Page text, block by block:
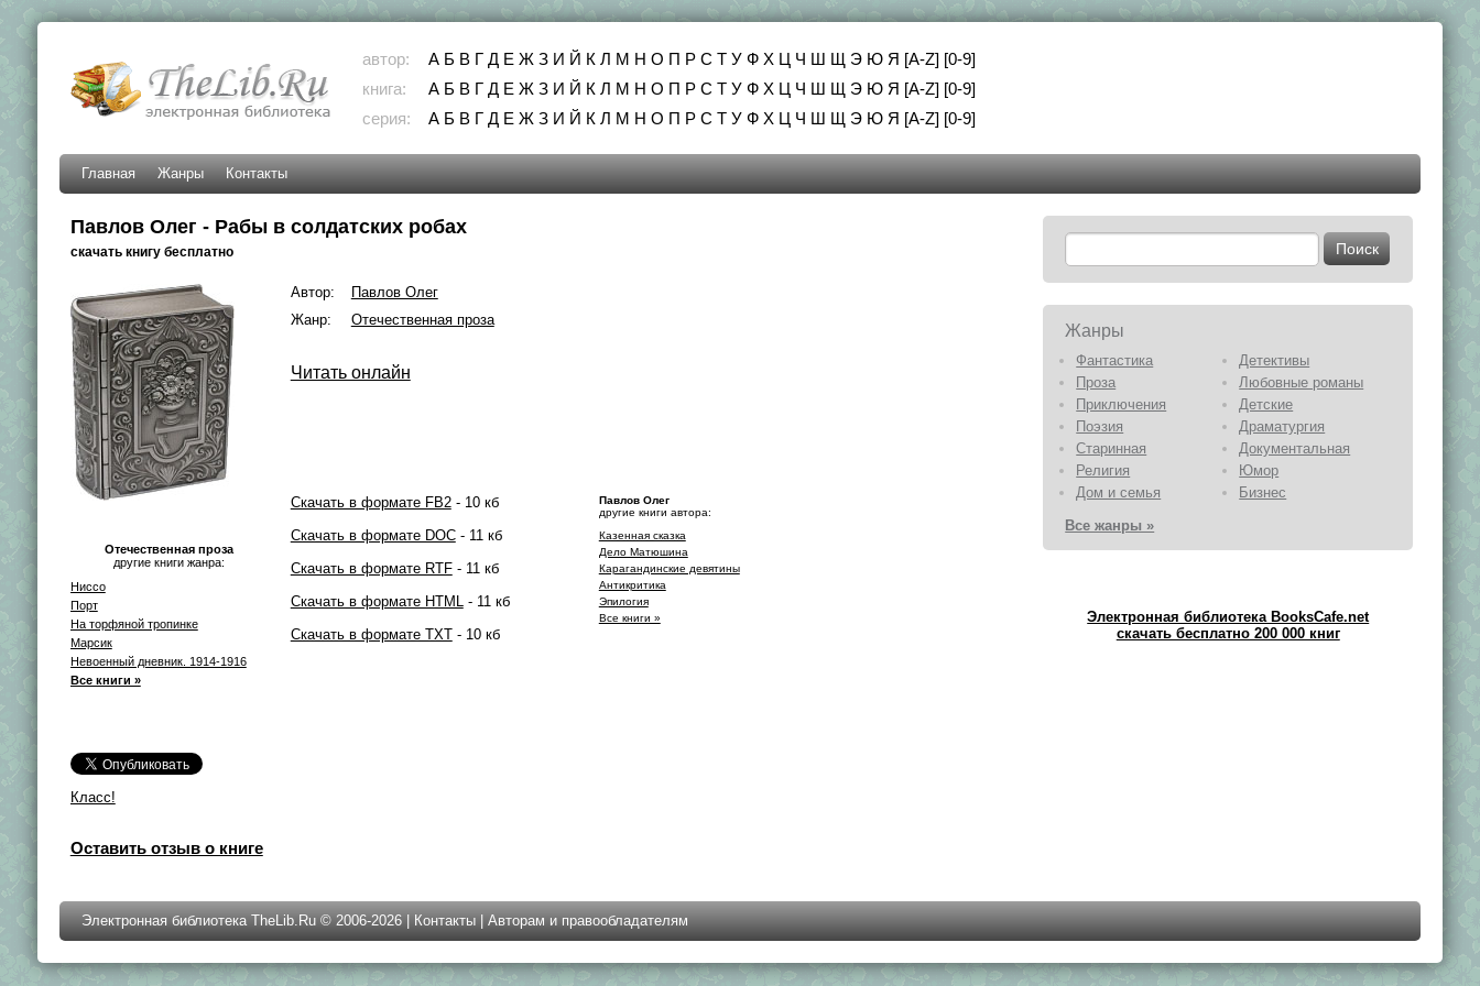
автор: А Б В Г Д Е Ж З И Й К Л М Н О П Р С Т У Ф Х Ц Ч Ш Щ Э Ю Я [A-Z] [0-9]
книга:
А Б В Г Д Е Ж З И Й К Л М Н О П Р С Т У Ф Х Ц Ч Ш Щ Э Ю Я [A-Z] [0-9]
серия:
А Б В Г Д Е Ж З И Й К Л М Н О П Р С Т У Ф Х Ц Ч Ш Щ Э Ю Я [A-Z] [0-9]
Главная Жанры Контакты
Павлов Олег - Рабы в солдатских робах
скачать книгу бесплатно
Отечественная проза
другие книги жанра:
Ниссо
Порт
На торфяной тропинке
Марсик
Невоенный дневник. 1914-1916
Все книги »
Класс!
Автор:
Павлов Олег
Жанр:
Отечественная проза
Читать онлайн
Скачать в формате FB2- 10 кб
Скачать в формате DOC- 11 кб
Скачать в формате RTF- 11 кб
Скачать в формате HTML- 11 кб
Скачать в формате TXT- 10 кб
Павлов Олег
другие книги автора:
Казенная сказка
Дело Матюшина
Карагандинские девятины
Антикритика
Эпилогия
Все книги »
Оставить отзыв о книге
Жанры
Фантастика
Детективы
Проза
Любовные романы
Приключения
Детские
Поэзия
Драматургия
Старинная
Документальная
Религия
Юмор
Дом и семья
Бизнес
Все жанры »
Электронная библиотека BooksCafe.net
скачать бесплатно 200 000 книг
Электронная библиотека TheLib.Ru © 2006-2026 | Контакты| Авторам и правообладателям